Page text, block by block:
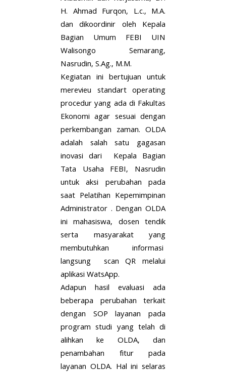
H. Ahmad Furqon, L.c., M.A.
dan dikoordinir oleh Kepala
Bagian Umum FEBI UIN
Walisongo Semarang,
Nasrudin, S.Ag., M.M.
Kegiatan ini bertujuan untuk
merevieu standart operating
procedur yang ada di Fakultas
Ekonomi agar sesuai dengan
perkembangan zaman. OLDA
adalah salah satu gagasan
inovasi dari Kepala Bagian
Tata Usaha FEBI, Nasrudin
untuk aksi perubahan pada
saat Pelatihan Kepemimpinan
Administrator . Dengan OLDA
ini mahasiswa, dosen tendik
serta masyarakat yang
membutuhkan informasi
langsung scan QR melalui
aplikasi WatsApp.
Adapun hasil evaluasi ada
beberapa perubahan terkait
dengan SOP layanan pada
program studi yang telah di
alihkan ke OLDA, dan
penambahan fitur pada
layanan OLDA. Hal ini selaras